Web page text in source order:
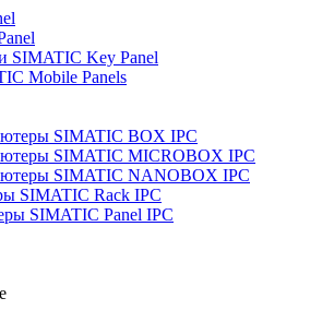
SIMATIC Key Panel
Mobile Panels
SIMATIC BOX IPC
SIMATIC MICROBOX IPC
SIMATIC NANOBOX IPC
SIMATIC Rack IPC
SIMATIC Panel IPC